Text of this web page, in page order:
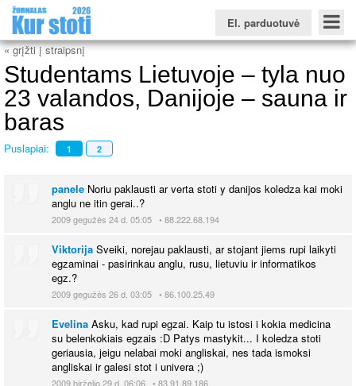
El. parduotuvė
Konkursinio balo skaičiuoklė
FORUMAS Naujienos Svarbiausios datos
Kolegijų sritis
Profesinių mokyklų sritis
« grįžti į straipsnį
Studentams Lietuvoje – tyla nuo
23 valandos, Danijoje – sauna ir
baras
Puslapiai: 1 2
panele Noriu paklausti ar verta stoti y danijos koledza kai moki
anglu ne itin gerai..?
2009 gegužės 24 d. 05:05 • 88.222.68.194
Viktorija Sveiki, norejau paklausti, ar stojant jiems rupi laikyti
egzaminai - pasirinkau anglu, rusu, lietuviu ir informatikos
egz.?
2009 gegužės 26 d. 03:05 • 86.100.25.49
Evelina Asku, kad rupi egzai. Kaip tu istosi i kokia medicina
su belenkokiais egzais :D Patys mastykit... I koledza stoti
geriausia, jeigu nelabai moki angliskai, nes tada ismoksi
angliskai ir galesi stot i univera ;)
2009 birželio 29 d. 06:06 • 83.91.89.186